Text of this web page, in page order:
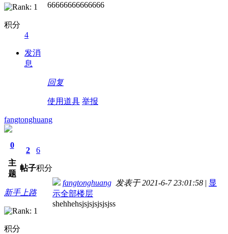
积分
4
发消
息
66666666666666
回复
使用道具 举报
fangtonghuang
0
主
题
2
帖子
6
积分
新手上路
积分
fangtonghuang 发表于 2021-6-7 23:01:58 | 显
示全部楼层
shehhehsjsjsjsjsjsjss